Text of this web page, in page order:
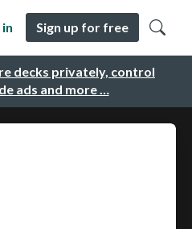
decks privately, control
ads and more …
in Sign up for free